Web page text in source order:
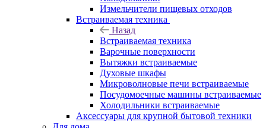
Измельчители пищевых отходов
Встраиваемая техника
Назад
Встраиваемая техника
Варочные поверхности
Вытяжки встраиваемые
Духовые шкафы
Микроволновые печи встраиваемые
Посудомоечные машины встраиваемые
Холодильники встраиваемые
Аксессуары для крупной бытовой техники